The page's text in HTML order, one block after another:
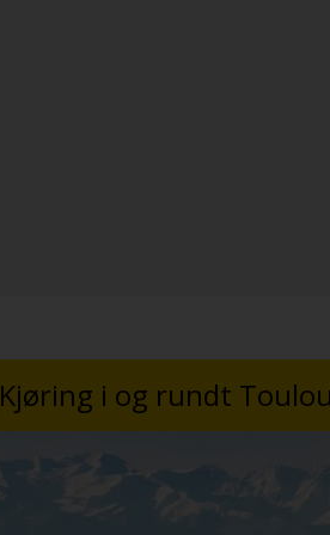
Kjøring i og rundt